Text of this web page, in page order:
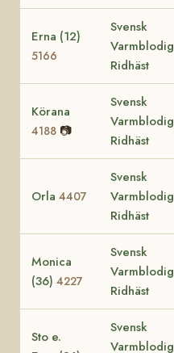
Erna (12)
5166
Svensk
Varmblodig
Ridhäst
Körana
4188 📷
Svensk
Varmblodig
Ridhäst
Orla 4407
Svensk
Varmblodig
Ridhäst
Monica
(36) 4227
Svensk
Varmblodig
Ridhäst
Sto e.
Svensk
Varmblodig